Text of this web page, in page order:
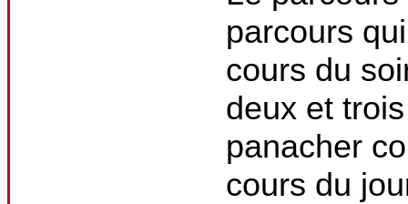
parcours
cours du
deux et
panacher
cours du